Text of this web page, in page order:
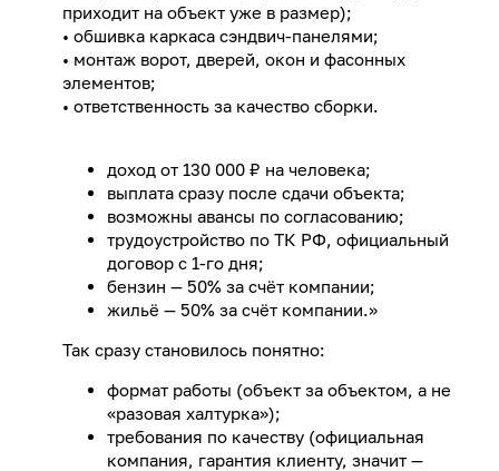
приходит на объект уже в размер);
• обшивка каркаса сэндвич-панелями;
• монтаж ворот, дверей, окон и фасонных
элементов;
• ответственность за качество сборки.
доход от 130 000 ₽ на человека;
выплата сразу после сдачи объекта;
возможны авансы по согласованию;
трудоустройство по ТК РФ, официальный
договор с 1-го дня;
бензин — 50% за счёт компании;
жильё — 50% за счёт компании.»
Так сразу становилось понятно:
формат работы (объект за объектом, а не
«разовая халтурка»);
требования по качеству (официальная
компания, гарантия клиенту, значит —